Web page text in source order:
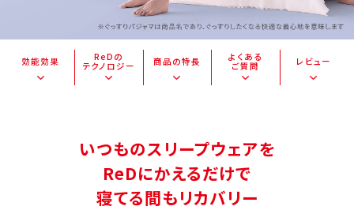
効能効果
ReDの
テクノロジー
商品の特長
よくある
ご質問
レビュー
いつものスリープウェアを
ReDにかえるだけで
寝てる間もリカバリー